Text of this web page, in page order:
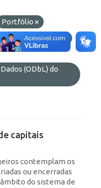
Portfólio
Formatos:
HTML
(ODbL) do
capitais
contemplam os
ou encerradas
do sistema de